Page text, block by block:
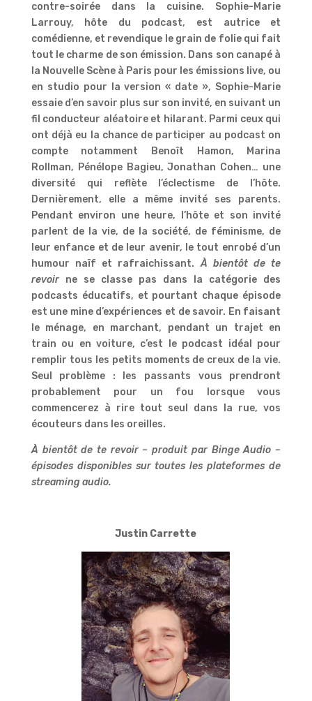
contre-soirée dans la cuisine. Sophie-Marie
Larrouy, hôte du podcast, est autrice et
comédienne, et revendique le grain de folie qui fait
tout le charme de son émission. Dans son canapé à
la Nouvelle Scène à Paris pour les émissions live, ou
en studio pour la version « date », Sophie-Marie
essaie d’en savoir plus sur son invité, en suivant un
fil conducteur aléatoire et hilarant. Parmi ceux qui
ont déjà eu la chance de participer au podcast on
compte notamment Benoît Hamon, Marina
Rollman, Pénélope Bagieu, Jonathan Cohen… une
diversité qui reflète l’éclectisme de l’hôte.
Dernièrement, elle a même invité ses parents.
Pendant environ une heure, l’hôte et son invité
parlent de la vie, de la société, de féminisme, de
leur enfance et de leur avenir, le tout enrobé d’un
humour naïf et rafraichissant.À bientôt de te
revoirne se classe pas dans la catégorie des
podcasts éducatifs, et pourtant chaque épisode
est une mine d’expériences et de savoir. En faisant
le ménage, en marchant, pendant un trajet en
train ou en voiture, c’est le podcast idéal pour
remplir tous les petits moments de creux de la vie.
Seul problème : les passants vous prendront
probablement pour un fou lorsque vous
commencerez à rire tout seul dans la rue, vos
écouteurs dans les oreilles.
À bientôt de te revoir – produit par Binge Audio –
épisodes disponibles sur toutes les plateformes de
streaming audio.
Justin Carrette